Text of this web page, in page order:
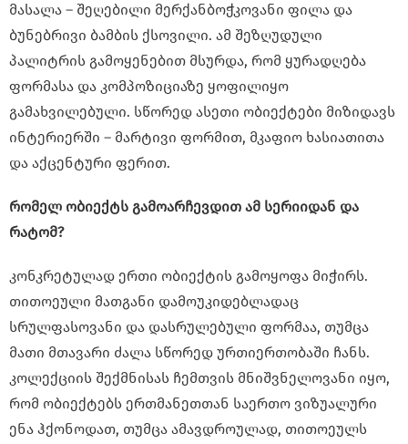
მასალა – შეღებილი მერქანბოჭკოვანი ფილა და
ბუნებრივი ბამბის ქსოვილი. ამ შეზღუდული
პალიტრის გამოყენებით მსურდა, რომ ყურადღება
ფორმასა და კომპოზიციაზე ყოფილიყო
გამახვილებული. სწორედ ასეთი ობიექტები მიზიდავს
ინტერიერში – მარტივი ფორმით, მკაფიო ხასიათითა
და აქცენტური ფერით.
რომელ ობიექტს გამოარჩევდით ამ სერიიდან და
რატომ?
კონკრეტულად ერთი ობიექტის გამოყოფა მიჭირს.
თითოეული მათგანი დამოუკიდებლადაც
სრულფასოვანი და დასრულებული ფორმაა, თუმცა
მათი მთავარი ძალა სწორედ ურთიერთობაში ჩანს.
კოლექციის შექმნისას ჩემთვის მნიშვნელოვანი იყო,
რომ ობიექტებს ერთმანეთთან საერთო ვიზუალური
ენა ჰქონოდათ, თუმცა ამავდროულად, თითოეულს